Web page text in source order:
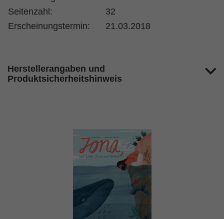
Seitenzahl:
32
Erscheinungstermin:
21.03.2018
Herstellerangaben und
Produktsicherheitshinweis